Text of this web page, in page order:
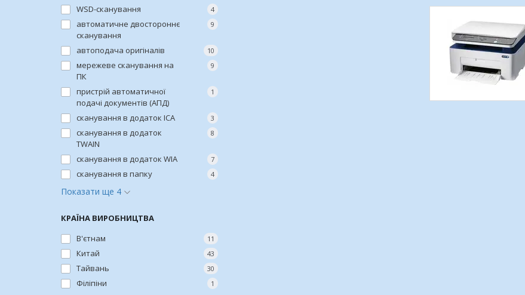
WSD-сканування
4
автоматичне двостороннє
сканування
9
автоподача оригіналів 10
мережеве сканування на
ПК
9
пристрій автоматичної
подачі документів (АПД)
1
сканування в додаток ICA 3
сканування в додаток
TWAIN
8
сканування в додаток WIA 7
сканування в папку 4
Показати ще 4
КРАЇНА ВИРОБНИЦТВА
В'єтнам
11
Китай 43
Тайвань 30
Філіпіни 1